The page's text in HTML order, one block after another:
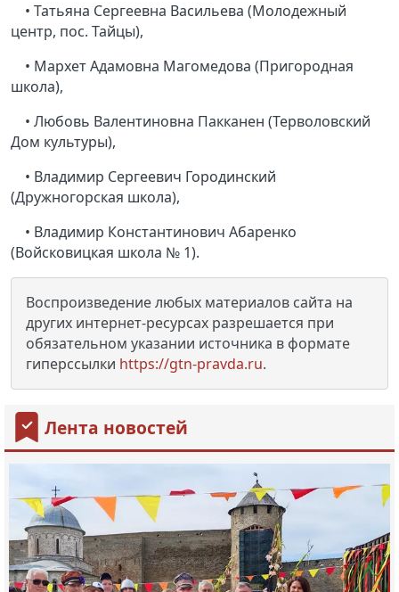
• Татьяна Сергеевна Васильева (Молодежный
центр, пос. Тайцы),
• Мархет Адамовна Магомедова (Пригородная
школа),
• Любовь Валентиновна Пакканен (Терволовский
Дом культуры),
• Владимир Сергеевич Городинский
(Дружногорская школа),
• Владимир Константинович Абаренко
(Войсковицкая школа № 1).
Воспроизведение любых материалов сайта на
других интернет-ресурсах разрешается при
обязательном указании источника в формате
гиперссылки https://gtn-pravda.ru.
Лента новостей